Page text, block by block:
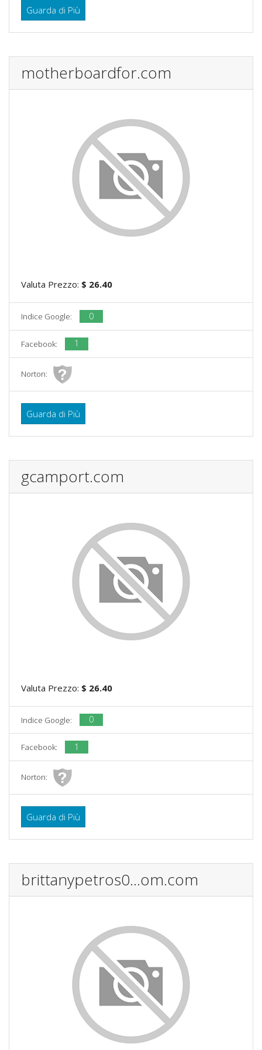
Guarda di Più
motherboardfor.com
Valuta Prezzo: $ 26.40
Indice Google: 0
Facebook: 1
Norton:
Guarda di Più
gcamport.com
Valuta Prezzo: $ 26.40
Indice Google: 0
Facebook: 1
Norton:
Guarda di Più
brittanypetros0...om.com